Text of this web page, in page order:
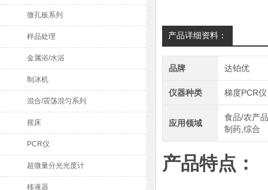
微孔板系列
样品处理
金属浴/水浴
制冰机
混合/震荡混匀系列
摇床
PCR仪
超微量分光光度计
移液器
产品详细资料：
品牌 达铂优
仪器种类 梯度PCR仪
应用领域
食品/农产
制药,综合
产品特点：